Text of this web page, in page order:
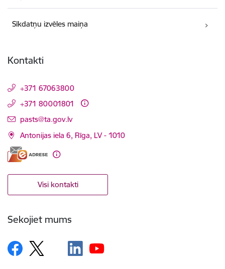
Sīkdatņu izvēles maiņa
Kontakti
+371 67063800
+371 80001801
E-pasts:
pasts@ta.gov.lv
Antonijas iela 6, Rīga, LV - 1010
Visi kontakti
Sekojiet mums